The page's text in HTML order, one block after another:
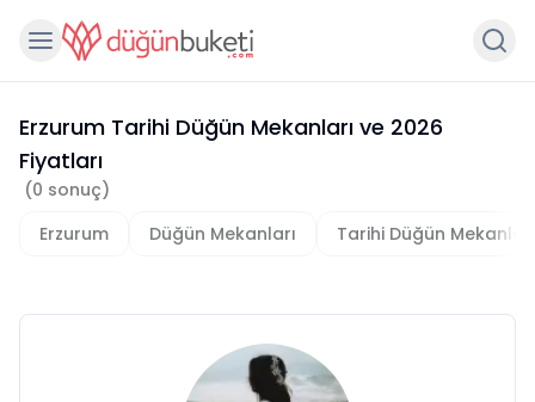
Erzurum Tarihi Düğün Mekanları ve 2026
Fiyatları
(0 sonuç)
Erzurum
Düğün Mekanları Tarihi Düğün Mekanları